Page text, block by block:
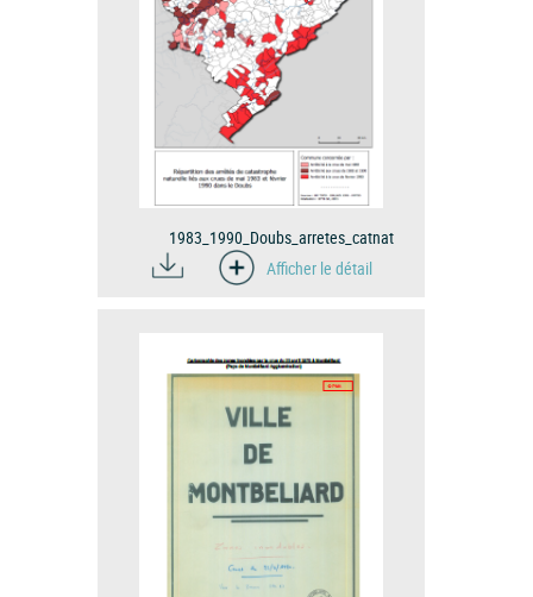
1983_1990_Doubs_arretes_catnat
Afficher le détail